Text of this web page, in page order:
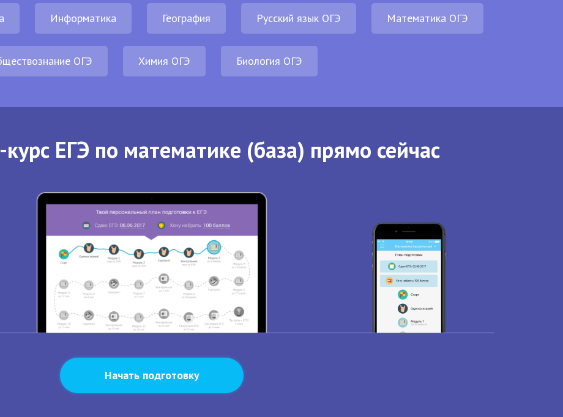
Информатика География Русский язык ОГЭ Математика ОГЭ
ОГЭ Химия ОГЭ Биология ОГЭ
ЕГЭ по математике (база) прямо сейчас
Начать подготовку